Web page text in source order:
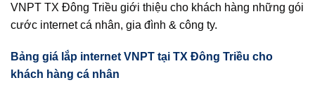
VNPT TX Đông Triều giới thiệu cho khách hàng những gói
cước internet cá nhân, gia đình & công ty.
Bảng giá lắp internet VNPT tại TX Đông Triều cho
khách hàng cá nhân